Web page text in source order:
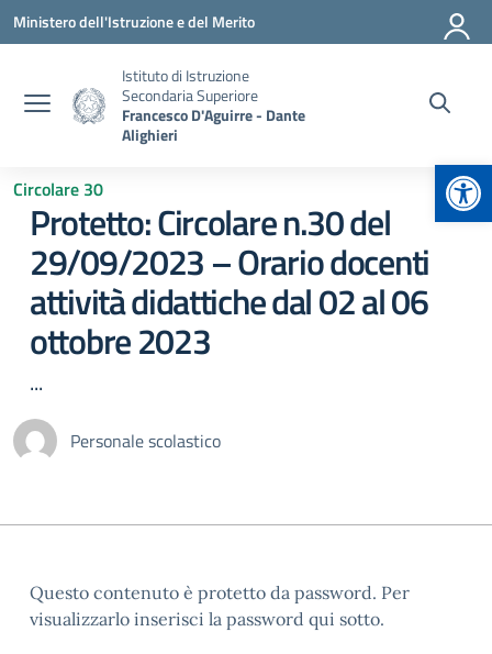
Vai ai contenuti
Vai al menu di navigazione
Vai al footer
Ministero dell'Istruzione e del Merito
Istituto di Istruzione
Secondaria Superiore
Francesco D'Aguirre - Dante
Alighieri
Circolare 30
Protetto: Circolare n.30 del
29/09/2023 – Orario docenti
attività didattiche dal 02 al 06
ottobre 2023
...
Personale scolastico
Questo contenuto è protetto da password. Per
visualizzarlo inserisci la password qui sotto.